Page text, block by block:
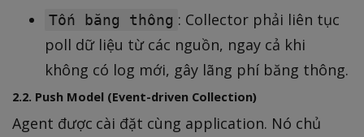
Tốn băng thông : Collector phải liên tục
poll dữ liệu từ các nguồn, ngay cả khi
không có log mới, gây lãng phí băng thông.
2.2. Push Model (Event-driven Collection)
Agent được cài đặt cùng application. Nó chủ